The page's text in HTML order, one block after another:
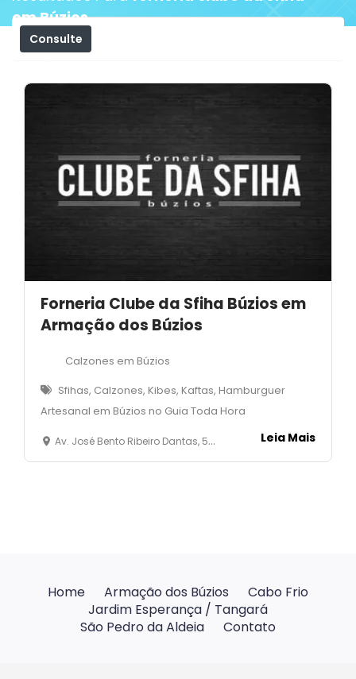
em Búzios
Consulte
Forneria Clube da Sfiha Búzios em
Armação dos Búzios
Calzones em Búzios
Sfihas, Calzones, Kibes, Kaftas, Hamburguer
Artesanal em Búzios no Guia Toda Hora
Av. José Bento Ribeiro Dantas, 5450 - Shopping Aldeia da Praia - Manguinhos - Armação dos Búzios Leia Mais
Home Armação dos Búzios
Cabo Frio
Jardim Esperança / Tangará
São Pedro da Aldeia
Contato